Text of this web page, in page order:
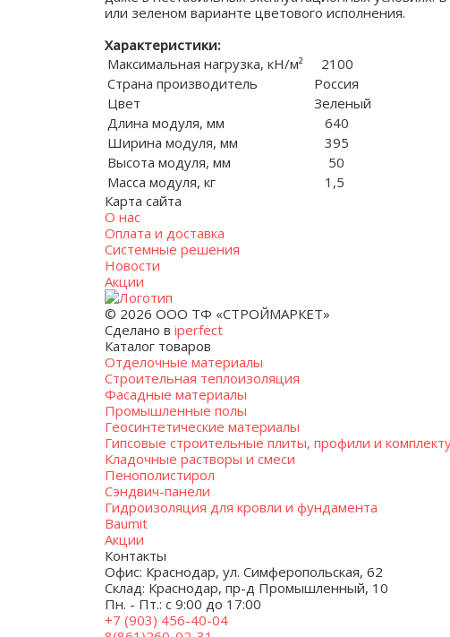
или зеленом варианте цветового исполнения.
Характеристики:
Максимальная нагрузка, кН/м²
2100
Страна производитель
Россия
Цвет
Зеленый
Длина модуля, мм
640
Ширина модуля, мм
395
Высота модуля, мм
50
Масса модуля, кг
1,5
Карта сайта
О нас
Оплата и доставка
Системные решения
Новости
Акции
© 2026 ООО ТФ «СТРОЙМАРКЕТ»
Сделано в iperfect
Каталог товаров
Отделочные материалы
Строительная теплоизоляция
Фасадные материалы
Промышленные полы
Геосинтетические материалы
Гипсовые строительные плиты, профили и
Кладочные растворы и смеси
Пенополистирол
Сэндвич-панели
Гидроизоляция для кровли и фундамента
Baumit
Акции
Контакты
Офис: Краснодар, ул. Симферопольская, 62
Склад: Краснодар, пр-д Промышленный, 10
Пн. - Пт.: с 9:00 до 17:00
+7 (903) 456-40-04